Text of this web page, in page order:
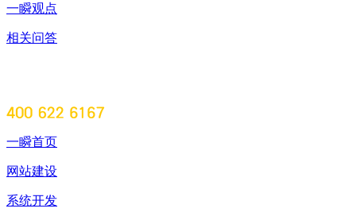
一瞬观点
相关问答
一瞬首页
网站建设
系统开发